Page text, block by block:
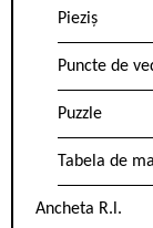
Pieziș
Puncte de
Puzzle
Tabela de
Ancheta R.l.